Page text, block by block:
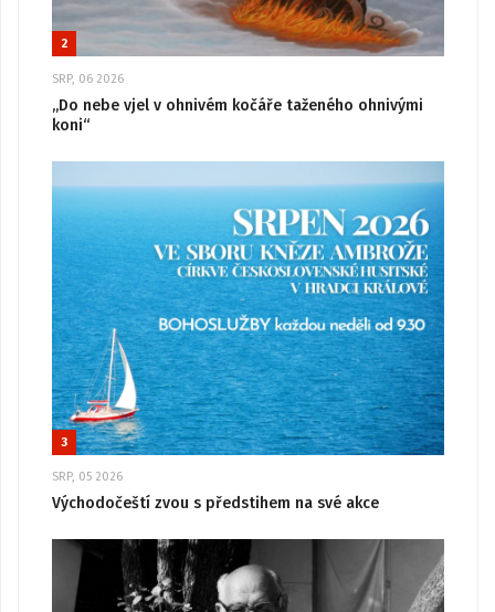
2
SRP, 06 2026
„Do nebe vjel v ohnivém kočáře taženého ohnivými
koni“
3
SRP, 05 2026
Východočeští zvou s předstihem na své akce